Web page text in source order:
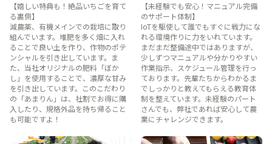
【嬉しい特典も！絶品いちごを育て
る裏側】
減農薬、有機メインでの栽培に取り
組んでいます。堆肥を多く畑に入れ
ることで良い土を作り、作物のポテ
ンシャルを引き出しています。ま
た、当社オリジナルの肥料「ぼか
し」を使用することで、濃厚な甘み
を引き出しています。このこだわり
の「あまりん」は、社割でお得に購
入したり、規格外品を持ち帰ること
も可能ですよ！
【未経験でも安心！マニュアル完備
のサポート体制】
IoTを駆使して誰でもすぐに戦力にな
れる環境作りに力をいれています。
まだまだ整備途中ではありますが、
少しずつマニュアルや分かりやすい
作業指示、スケジュール管理を行っ
ております。先輩たちからわかるま
でしっかりと教えてもらえる教育体
制を整えています。未経験のパート
さんでも、弊社であれば安心して農
業にチャレンジできます。